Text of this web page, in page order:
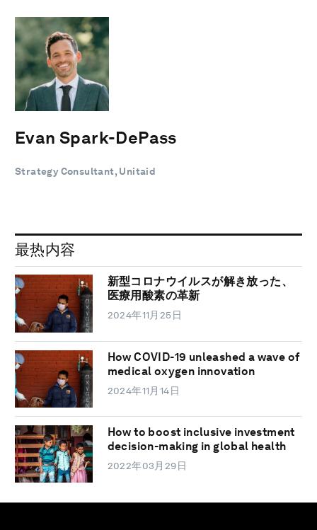
Evan Spark-DePass
Strategy Consultant, Unitaid
最热内容
新型コロナウイルスが解き放った、
医療用酸素の革新
2024年11月25日
How COVID-19 unleashed a wave of
medical oxygen innovation
2024年11月14日
How to boost inclusive investment
decision-making in global health
2022年03月29日